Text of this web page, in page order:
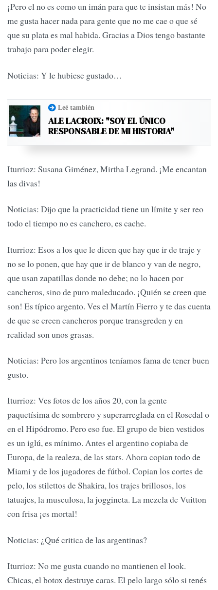
¡Pero el no es como un imán para que te insistan más! No
me gusta hacer nada para gente que no me cae o que sé
que su plata es mal habida. Gracias a Dios tengo bastante
trabajo para poder elegir.
Noticias: Y le hubiese gustado…
Leé también
ALE LACROIX: "SOY EL ÚNICO
RESPONSABLE DE MI HISTORIA"
Iturrioz: Susana Giménez, Mirtha Legrand. ¡Me encantan
las divas!
Noticias: Dijo que la practicidad tiene un límite y ser reo
todo el tiempo no es canchero, es cache.
Iturrioz: Esos a los que le dicen que hay que ir de traje y
no se lo ponen, que hay que ir de blanco y van de negro,
que usan zapatillas donde no debe; no lo hacen por
cancheros, sino de puro maleducado. ¡Quién se creen que
son! Es típico argento. Ves el Martín Fierro y te das cuenta
de que se creen cancheros porque transgreden y en
realidad son unos grasas.
Noticias: Pero los argentinos teníamos fama de tener buen
gusto.
Iturrioz: Ves fotos de los años 20, con la gente
paquetísima de sombrero y superarreglada en el Rosedal o
en el Hipódromo. Pero eso fue. El grupo de bien vestidos
es un iglú, es mínimo. Antes el argentino copiaba de
Europa, de la realeza, de las stars. Ahora copian todo de
Miami y de los jugadores de fútbol. Copian los cortes de
pelo, los stilettos de Shakira, los trajes brillosos, los
tatuajes, la musculosa, la joggineta. La mezcla de Vuitton
con frisa ¡es mortal!
Noticias: ¿Qué critica de las argentinas?
Iturrioz: No me gusta cuando no mantienen el look.
Chicas, el botox destruye caras. El pelo largo sólo si tenés